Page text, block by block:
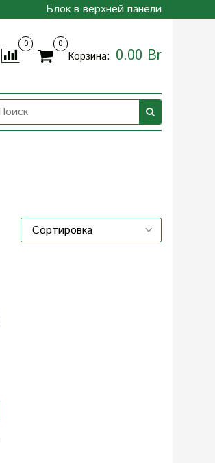
Блок в верхней панели
0 0
Корзина: 0.00 Br